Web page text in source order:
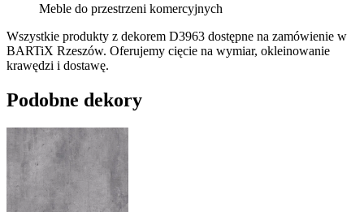
Meble do przestrzeni komercyjnych
Wszystkie produkty z dekorem D3963 dostępne na zamówienie w
BARTiX Rzeszów. Oferujemy cięcie na wymiar, okleinowanie
krawędzi i dostawę.
Podobne dekory